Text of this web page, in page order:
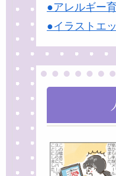
●アレルギー
●イラストエ